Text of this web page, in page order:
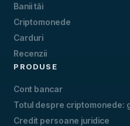
Banii tăi
Criptomonede
Carduri
Recenzii
PRODUSE
Cont bancar
Totul despre criptomonede:
Credit persoane juridice